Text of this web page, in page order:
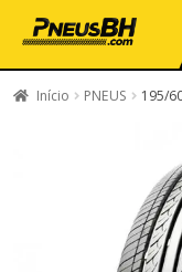
PNEUS EM OFERTA
Início PNEUS 195/